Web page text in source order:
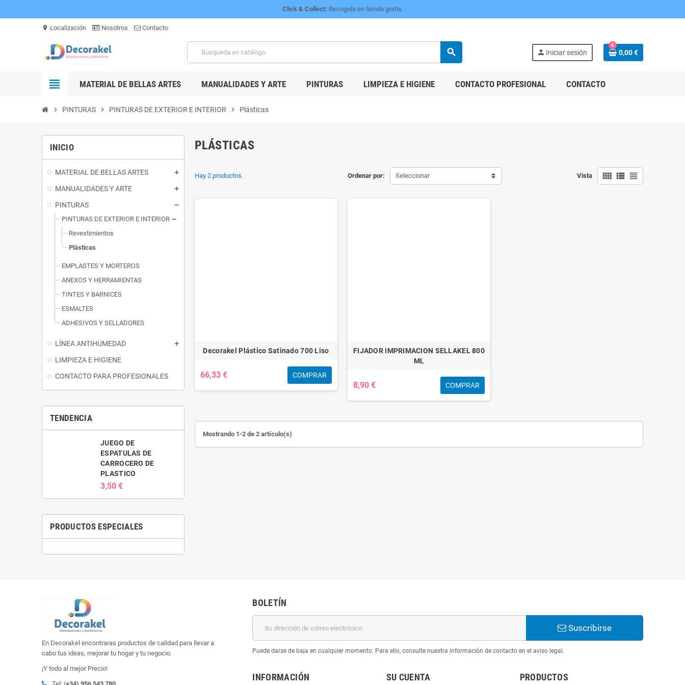
Click & Collect: Recogida en tienda gratis.
location_on Localización Nosotros Contacto
search person Iniciar sesión
0
0,00 €
view_headline MATERIAL DE BELLAS ARTES MANUALIDADES Y ARTE PINTURAS LIMPIEZA E HIGIENE CONTACTO PROFESIONAL CONTACTO
chevron_right PINTURAS chevron_right PINTURAS DE EXTERIOR E INTERIOR chevron_right Plásticas
INICIO
MATERIAL DE BELLAS ARTES
MANUALIDADES Y ARTE
PINTURAS
PINTURAS DE EXTERIOR E INTERIOR
Revestimientos
Plásticas
EMPLASTES Y MORTEROS
ANEXOS Y HERRAMIENTAS
TINTES Y BARNICES
ESMALTES
ADHESIVOS Y SELLADORES
LÍNEA ANTIHUMEDAD
LIMPIEZA E HIGIENE
CONTACTO PARA PROFESIONALES
TENDENCIA
JUEGO DE
ESPATULAS DE
CARROCERO DE
PLASTICO
3,50 €
PRODUCTOS ESPECIALES
PLÁSTICAS
Ordenar por: Seleccionar Vista view_comfy view_list view_headline
Hay 2 productos.
Decorakel Plástico Satinado 700 Liso
66,33 € COMPRAR
FIJADOR IMPRIMACION SELLAKEL 800
ML
8,90 € COMPRAR
Mostrando 1-2 de 2 artículo(s)
En Decorakel encontraras productos de calidad para llevar a
cabo tus ideas, mejorar tu hogar y tu negocio.
¡Y todo al mejor Precio!
BOLETÍN
Suscribirse
Puede darse de baja en cualquier momento. Para ello, consulte nuestra información de contacto en el aviso legal.
INFORMACIÓN SU CUENTA PRODUCTOS